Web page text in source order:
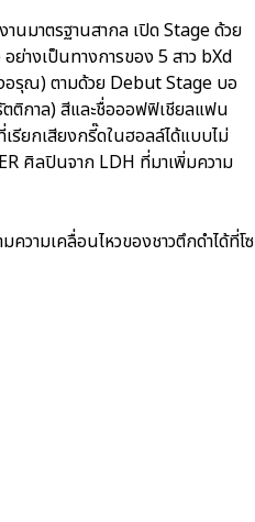
นมาตรฐานสากล เปิด Stage ด้วย
างเป็นทางการของ 5 สาว bXd
อรุณ) ตามด้วย Debut Stage บอ
ติกาล) สีและชื่อออฟฟิเชียลแฟน
ยกเสียงกรี๊ดในฮอลล์ได้แบบไม่
ศิลปินจาก LDH ที่มาเพิ่มความ
ามเคลื่อนไหวของชาวตึกดำได้ที่โซ